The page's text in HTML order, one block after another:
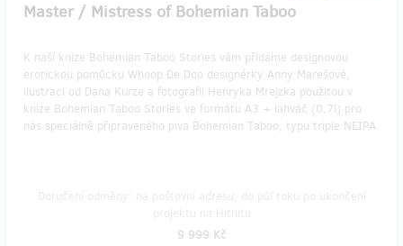
Master / Mistress of Bohemian Taboo
K naší knize Bohemian Taboo Stories vám přidáme designovou
erotickou pomůcku Whoop.De.Doo designérky Anny Marešové,
ilustraci od Dana Kurze a fotografii Henryka Mrejzka použitou v
knize Bohemian Taboo Stories ve formátu A3 + lahváč (0,7l) pro
nás speciálně připraveného piva Bohemian Taboo, typu triple NEIPA.
9 999 Kč